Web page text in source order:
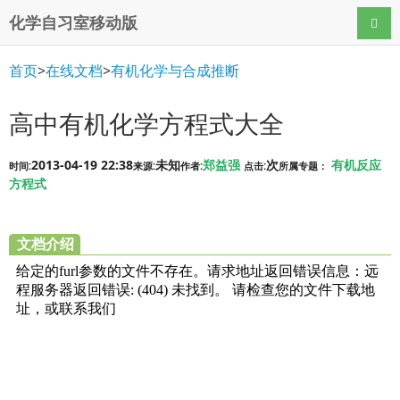
化学自习室移动版 导航
首页>在线文档>有机化学与合成推断
高中有机化学方程式大全
时间:2013-04-19 22:38来源:未知作者:郑益强 点击:次所属专题： 有机反应
方程式
文档介绍